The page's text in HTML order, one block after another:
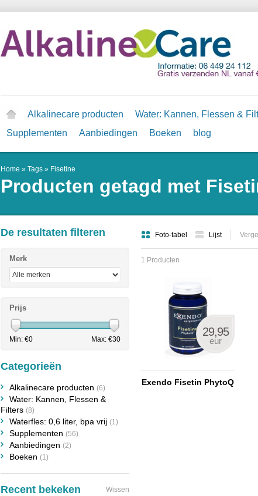
Alkalinecare producten Water: Kannen, Flessen &
Supplementen
Aanbiedingen Boeken blog
Home » Tags » Fisetine
Producten getagd met
Foto-tabel Lijst
1 Producten
29,95
eur
Exendo Fisetin PhytoQ
De resultaten filteren
Merk
Prijs
Min: €0 Max: €30
Categorieën
Alkalinecare producten (6)
Water: Kannen, Flessen &
Filters (8)
Waterfles: 0,6 liter, bpa vrij (1)
Supplementen (56)
Aanbiedingen (2)
Boeken (1)
Recent bekeken Wissen